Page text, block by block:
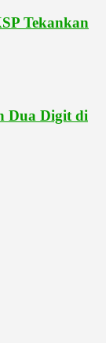
Tekankan
Dua Digit di